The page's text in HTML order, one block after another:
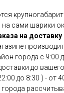
на сами шарики
на
города c 9:00
до
до 8:30 ) - от